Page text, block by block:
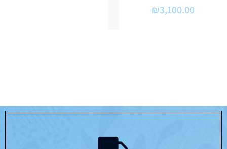
₪3,100.00